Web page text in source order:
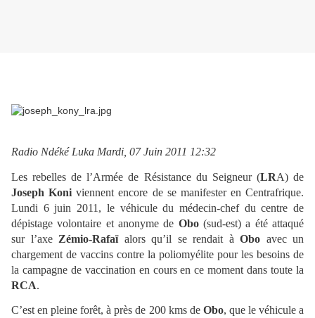
Radio Ndéké Luka Mardi, 07 Juin 2011 12:32
Les rebelles de l’Armée de Résistance du Seigneur (LRA) de
Joseph Koni viennent encore de se manifester en Centrafrique.
Lundi 6 juin 2011, le véhicule du médecin-chef du centre de
dépistage volontaire et anonyme de Obo(sud-est) a été attaqué
sur l’axe Zémio-Rafaïalors qu’il se rendait à Obo avec un
chargement de vaccins contre la poliomyélite pour les besoins de
la campagne de vaccination en cours en ce moment dans toute la
RCA.
C’est en pleine forêt, à près de 200 kms de Obo, que le véhicule a